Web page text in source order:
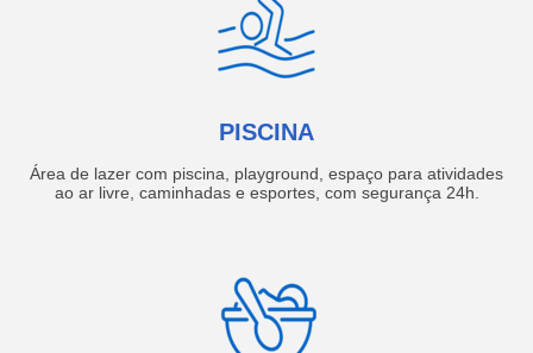
PISCINA
Área de lazer com piscina, playground, espaço para atividades
ao ar livre, caminhadas e esportes, com segurança 24h.